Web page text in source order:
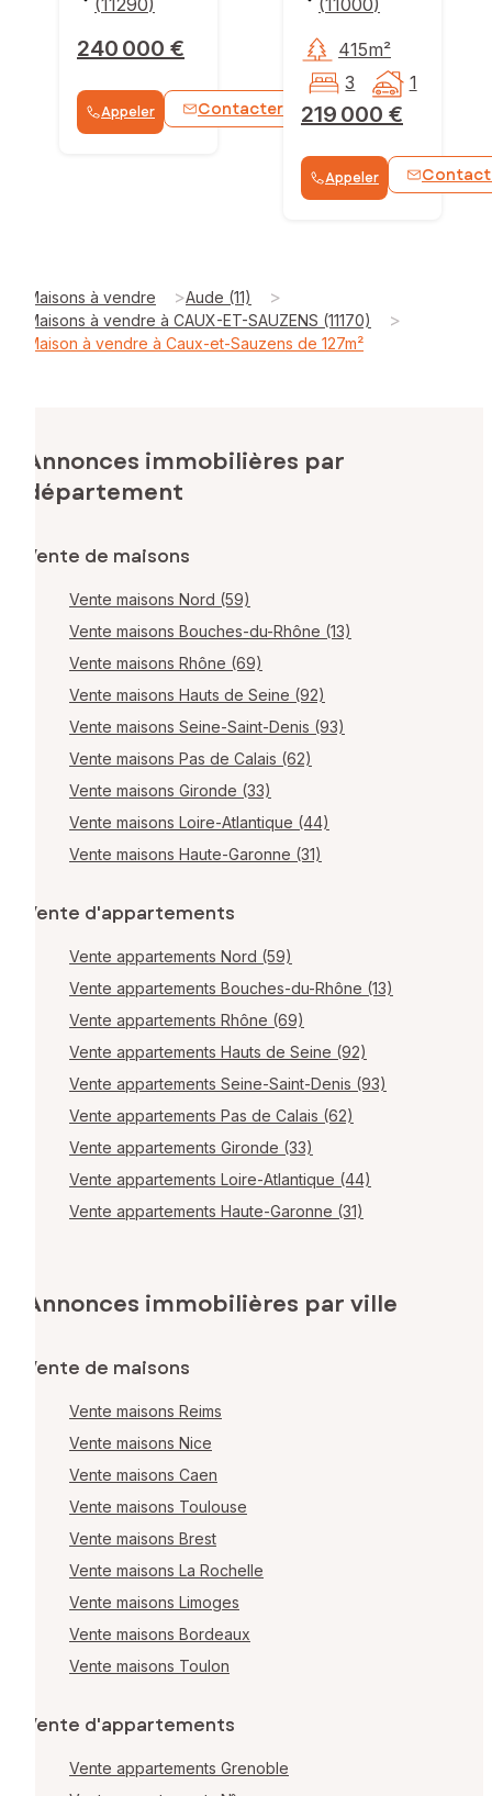
240 000 €
Appeler Contacter WhatsApp
219 000 €
415m²
3
1
Appeler
Maisons à vendre >Aude (11) >
Maisons à vendre à CAUX-ET-SAUZENS (11170) >
Maison à vendre à Caux-et-Sauzens de 127m²
Annonces immobilières par
département
Vente de maisons
Vente maisons Nord (59)
Vente maisons Bouches-du-Rhône (13)
Vente maisons Rhône (69)
Vente maisons Hauts de Seine (92)
Vente maisons Seine-Saint-Denis (93)
Vente maisons Pas de Calais (62)
Vente maisons Gironde (33)
Vente maisons Loire-Atlantique (44)
Vente maisons Haute-Garonne (31)
Vente d'appartements
Vente appartements Nord (59)
Vente appartements Bouches-du-Rhône (13)
Vente appartements Rhône (69)
Vente appartements Hauts de Seine (92)
Vente appartements Seine-Saint-Denis (93)
Vente appartements Pas de Calais (62)
Vente appartements Gironde (33)
Vente appartements Loire-Atlantique (44)
Vente appartements Haute-Garonne (31)
Annonces immobilières par ville
Vente de maisons
Vente maisons Reims
Vente maisons Nice
Vente maisons Caen
Vente maisons Toulouse
Vente maisons Brest
Vente maisons La Rochelle
Vente maisons Limoges
Vente maisons Bordeaux
Vente maisons Toulon
Vente d'appartements
Vente appartements Grenoble